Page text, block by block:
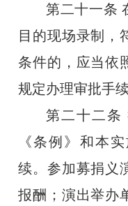
第二十一条
目的现场录制，
条件的，应当依
规定办理审批手续
第二十二条
《条例》和本
续。参加募捐义
报酬；演出举办